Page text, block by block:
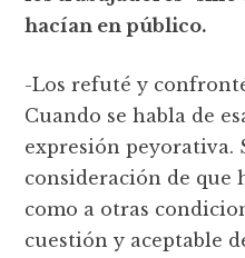
hacían en público.
-Los refuté y
Cuando se habla de
expresión peyorativa.
consideración de que
como a otras
cuestión y aceptable